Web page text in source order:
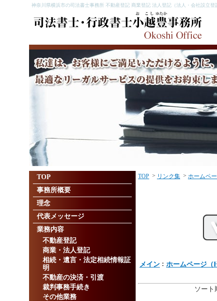
神奈川県横浜市の司法書士事務所 不動産登記 商業登記 法人登記（法人・会社設立
TOP > リンク集 > ホームペ
メイン : ホームページ（
ソー
TOP
事務所概要
理念
代表メッセージ
業務内容
不動産登記
商業・法人登記
相続・遺言・法定相続情報証
明
不動産の決済・引渡
裁判事務手続き
その他業務